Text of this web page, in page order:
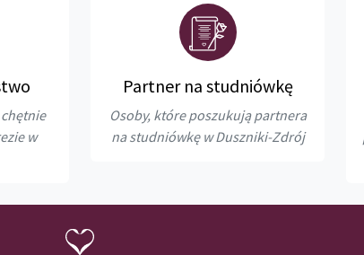
w
Partner na studniówkę
Osoby, które poszukują partnera
na studniówkę w Duszniki-Zdrój